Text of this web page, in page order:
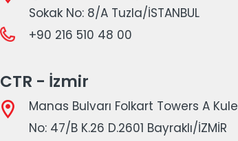
Sokak No: 8/A Tuzla/İSTANBUL
+90 216 510 48 00
CTR - İzmir
Manas Bulvarı Folkart Towers A Kule
No: 47/B K.26 D.2601 Bayraklı/İZMİR